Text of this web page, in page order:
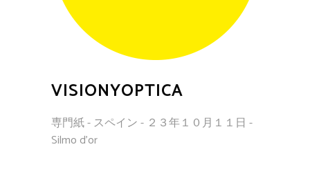
VISIONYOPTICA
専門紙 - スペイン - ２３年１０月１１日 -
Silmo d'or